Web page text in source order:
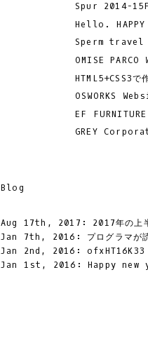
Spur 2014-
Hello. HAPPY
Sperm travel
OMISE
HTML5+CSS3で
OSWORKS
EF
GREY
Blog
Aug 17th, 2017: 2017年の上半
Jan 7th, 2016: プログラマが読
Jan 2nd, 2016: ofxHT16K33
Jan 1st, 2016: Happy new